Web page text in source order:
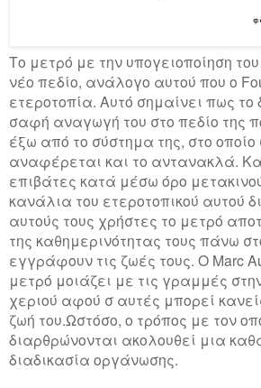
Το μετρό με την υπογειοποίηση
νέο πεδίο, ανάλογο αυτού που ο
ετεροτοπία. Αυτό σημαίνει πως το
σαφή αναγωγή του στο πεδίο της
έξω από το σύστημα της, στο οποίο
αναφέρεται και το αντανακλά.
επιβάτες κατά μέσω όρο
κανάλια του ετεροτοπικού αυτού
αυτούς τους χρήστες το μετρό
της καθημερινότητας τους πάνω
εγγράφουν τις ζωές τους. Ο Marc
μετρό μοιάζει με τις γραμμές
χεριού αφού σ αυτές μπορεί
ζωή του.Ωστόσο, ο τρόπος με τον
διαρθρώνονται ακολουθεί μια
διαδικασία οργάνωσης.